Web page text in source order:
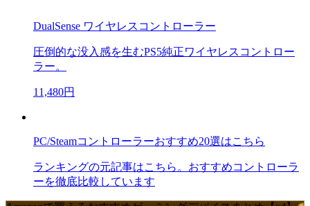
DualSense ワイヤレスコントローラー
圧倒的な没入感を生むPS5純正ワイヤレスコントロー
ラー。
11,480円
PC/Steamコントローラーおすすめ20選はこちら
ランキングの元記事はこちら。おすすめコントローラ
ーを徹底比較しています